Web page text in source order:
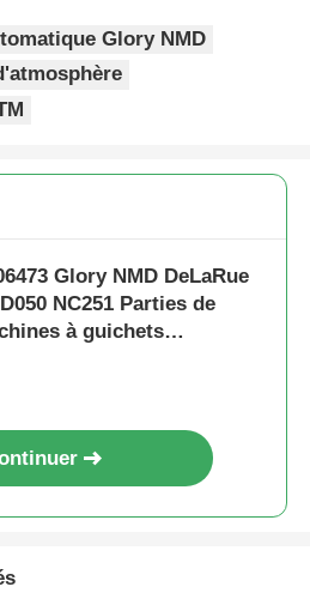
Glory NMD
Glory NMD DeLaRue
NC251 Parties de
à guichets